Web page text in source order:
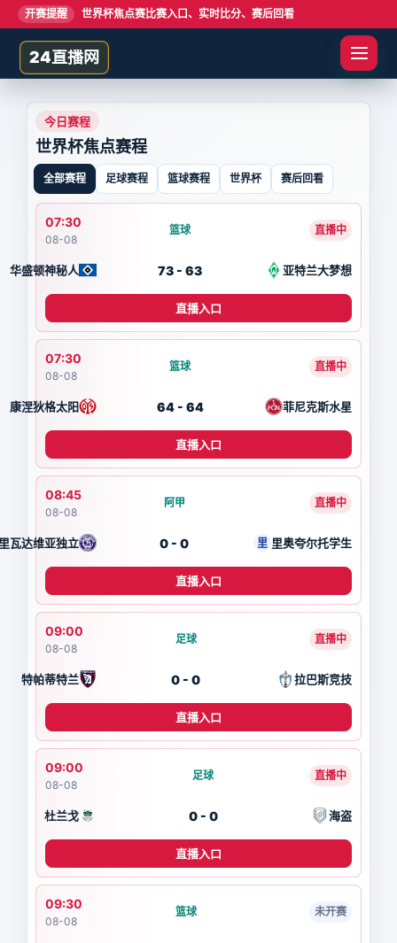
开赛提醒 世界杯焦点赛比赛入口、实时比分、赛后回看
24直播网
今日赛程
世界杯焦点赛程
全部赛程 足球赛程 篮球赛程 世界杯 赛后回看
07:30
08-08
篮球
华盛顿神秘人 73 - 63 亚特兰大梦想
直播中
直播入口
07:30
08-08
篮球
康涅狄格太阳 64 - 64 菲尼克斯水星
直播中
直播入口
08:45
08-08
阿甲
瓦达维亚独立 0 - 0 里 里奥夸尔托学生
直播中
直播入口
09:00
08-08
足球
特帕蒂特兰 0 - 0 拉巴斯竞技
直播中
直播入口
09:00
08-08
足球
杜兰戈 0 - 0 海盗
直播中
直播入口
09:30
08-08
篮球 未开赛